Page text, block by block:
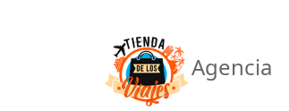
Agencia